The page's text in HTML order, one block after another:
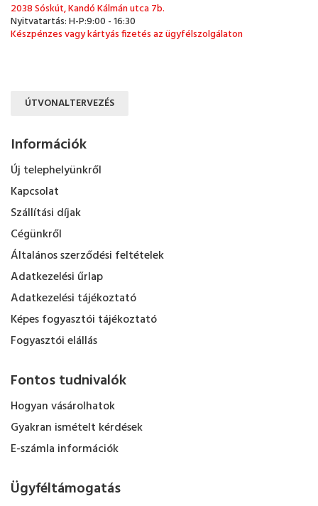
2038 Sóskút, Kandó Kálmán utca 7b.
Nyitvatartás: H-P:9:00 - 16:30
Készpénzes vagy kártyás fizetés az ügyfélszolgálaton
ÚTVONALTERVEZÉS
Információk
Új telephelyünkről
Kapcsolat
Szállítási díjak
Cégünkről
Általános szerződési feltételek
Adatkezelési űrlap
Adatkezelési tájékoztató
Képes fogyasztói tájékoztató
Fogyasztói elállás
Fontos tudnivalók
Hogyan vásárolhatok
Gyakran ismételt kérdések
E-számla információk
Ügyféltámogatás